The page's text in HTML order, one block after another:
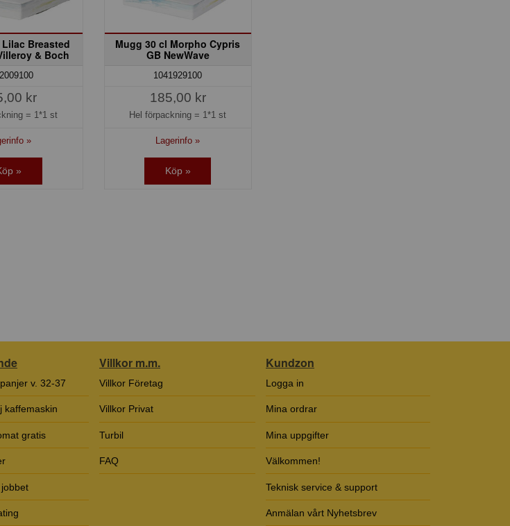
Breasted
& Boch
kr
= 1*1 st
»
»
Mugg 30 cl Morpho Cypris
GB NewWave
1041929100
185,00 kr
Hel förpackning = 1*1 st
Lagerinfo »
Köp »
v. 32-37
kaffemaskin
gratis
Villkor m.m.
Villkor Företag
Villkor Privat
Turbil
FAQ
Kundzon
Logga in
Mina ordrar
Mina uppgifter
Välkommen!
Teknisk service & support
Anmälan vårt Nyhetsbrev